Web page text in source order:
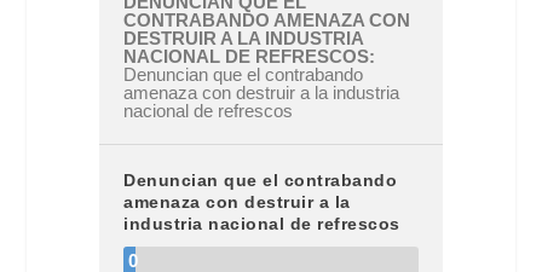
CONTRABANDO AMENAZA CON
DESTRUIR A LA INDUSTRIA
NACIONAL DE REFRESCOS
Denuncian que el contrabando
amenaza con destruir a la industria
nacional de refrescos
Denuncian que el contrabando
amenaza con destruir a la
industria nacional de refrescos
0